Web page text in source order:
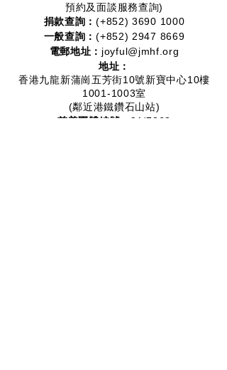
預約及面談服務查詢)
捐款查詢：(+852)3690 1000
一般查詢：(+852) 2947 8669
電郵地址： joyful@jmhf.org
地址：
香港九龍新蒲崗五芳街10號新寶中心10樓
1001-1003室
(鄰近港鐵鑽石山站)
慈善團體編號： 91/7268